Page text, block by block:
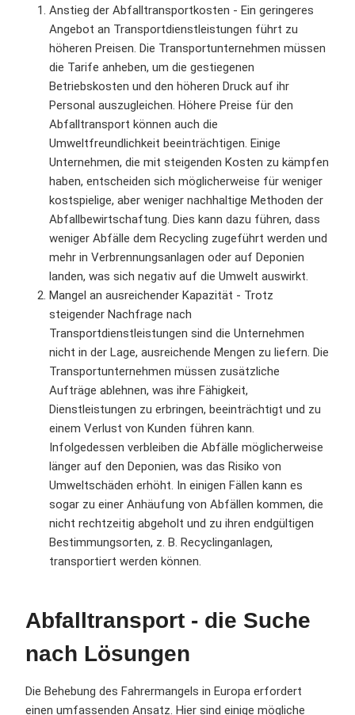
Anstieg der Abfalltransportkosten - Ein geringeres
Angebot an Transportdienstleistungen führt zu
höheren Preisen. Die Transportunternehmen müssen
die Tarife anheben, um die gestiegenen
Betriebskosten und den höheren Druck auf ihr
Personal auszugleichen. Höhere Preise für den
Abfalltransport können auch die
Umweltfreundlichkeit beeinträchtigen. Einige
Unternehmen, die mit steigenden Kosten zu kämpfen
haben, entscheiden sich möglicherweise für weniger
kostspielige, aber weniger nachhaltige Methoden der
Abfallbewirtschaftung. Dies kann dazu führen, dass
weniger Abfälle dem Recycling zugeführt werden und
mehr in Verbrennungsanlagen oder auf Deponien
landen, was sich negativ auf die Umwelt auswirkt.
Mangel an ausreichender Kapazität - Trotz
steigender Nachfrage nach
Transportdienstleistungen sind die Unternehmen
nicht in der Lage, ausreichende Mengen zu liefern. Die
Transportunternehmen müssen zusätzliche
Aufträge ablehnen, was ihre Fähigkeit,
Dienstleistungen zu erbringen, beeinträchtigt und zu
einem Verlust von Kunden führen kann.
Infolgedessen verbleiben die Abfälle möglicherweise
länger auf den Deponien, was das Risiko von
Umweltschäden erhöht. In einigen Fällen kann es
sogar zu einer Anhäufung von Abfällen kommen, die
nicht rechtzeitig abgeholt und zu ihren endgültigen
Bestimmungsorten, z. B. Recyclinganlagen,
transportiert werden können.
Abfalltransport - die Suche
nach Lösungen
Die Behebung des Fahrermangels in Europa erfordert
einen umfassenden Ansatz. Hier sind einige mögliche